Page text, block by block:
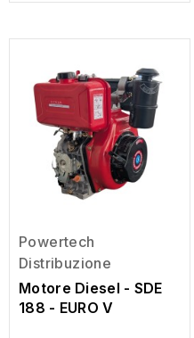
Powertech
Distribuzione
Motore Diesel - SDE
188 - EURO V